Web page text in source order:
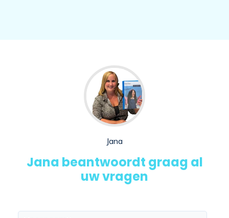
Jana
Jana beantwoordt graag al
uw vragen